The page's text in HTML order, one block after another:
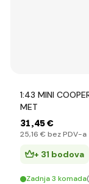
1:43 MINI
MET
31,45 €
25,16 € bez PDV-a
+ 31 bodova
Zadnja 3 komada